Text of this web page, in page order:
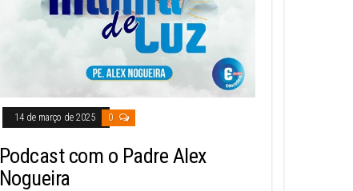
14 de março de 2025 0
Podcast com o Padre Alex
Nogueira